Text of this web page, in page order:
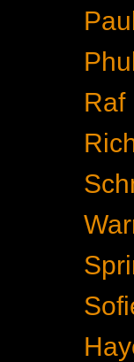
Raf